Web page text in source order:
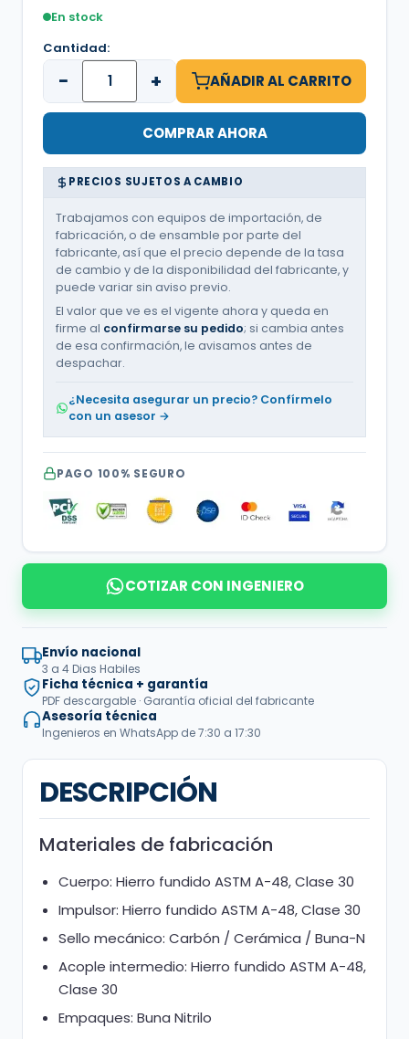
En stock
Cantidad:
− + AÑADIR AL CARRITO
COMPRAR AHORA
PRECIOS SUJETOS A CAMBIO
Trabajamos con equipos de importación, de
fabricación, o de ensamble por parte del
fabricante, así que el precio depende de la tasa
de cambio y de la disponibilidad del fabricante, y
puede variar sin aviso previo.
El valor que ve es el vigente ahora y queda en
firme al confirmarse su pedido; si cambia antes
de esa confirmación, le avisamos antes de
despachar.
¿Necesita asegurar un precio? Confírmelo
con un asesor →
PAGO 100% SEGURO
COTIZAR CON INGENIERO
Envío nacional
3 a 4 Dias Habiles
Ficha técnica + garantía
PDF descargable · Garantía oficial del fabricante
Asesoría técnica
Ingenieros en WhatsApp de 7:30 a 17:30
DESCRIPCIÓN
Materiales de fabricación
Cuerpo: Hierro fundido ASTM A-48, Clase 30
Impulsor: Hierro fundido ASTM A-48, Clase 30
Sello mecánico: Carbón / Cerámica / Buna-N
Acople intermedio: Hierro fundido ASTM A-48,
Clase 30
Empaques: Buna Nitrilo